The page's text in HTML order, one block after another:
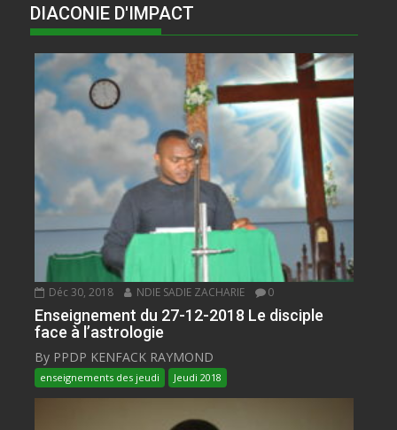
DIACONIE D'IMPACT
Déc 30, 2018 NDIE SADIE ZACHARIE 0
Enseignement du 27-12-2018 Le disciple
face à l’astrologie
By PPDP KENFACK RAYMOND
enseignements des jeudi Jeudi 2018